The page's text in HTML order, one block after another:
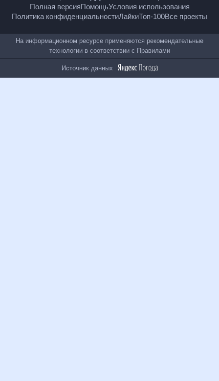
© Рамблер — главные новости России и мира,
Полная версияПомощьУсловия использования
Политика конфиденциальностиЛайкиТоп-100
Все проекты
На информационном ресурсе применяются